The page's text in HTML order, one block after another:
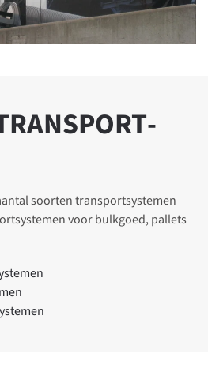
soorten transportsystemen
voor bulkgoed, pallets